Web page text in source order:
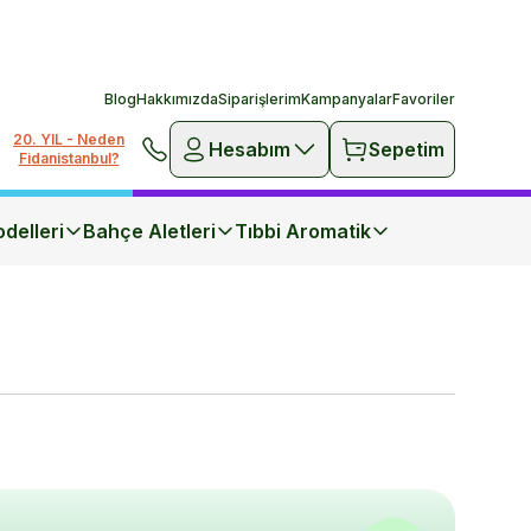
BlogHakkımızdaSiparişlerimKampanyalarFavoriler
20. YIL - Neden
Fidanistanbul?
Hesabım Sepetim
Bahçe Aletleri Tıbbi Aromatik